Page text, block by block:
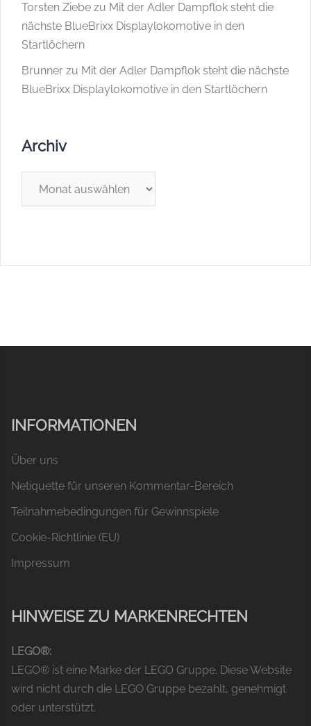
Torsten Ziebe zu Mit der Adler Dampflok steht die
nächste BlueBrixx Displaylokomotive in den
Startlöchern
Brunner zu Mit der Adler Dampflok steht die nächste
BlueBrixx Displaylokomotive in den Startlöchern
Archiv
INFORMATIONEN
Über uns
Netiquette für unseren Kommentar-Bereich
Teilnahmebedingungen für Gewinnspiele
Cookie-Richtlinie (EU)
Impressum
HINWEISE ZU MARKENRECHTEN
LEGO®:
LEGO® ist eine Marke der LEGO Gruppe. Diese Website
wird nicht durch die LEGO Gruppe bezahlt, genehmigt
oder unterstützt.